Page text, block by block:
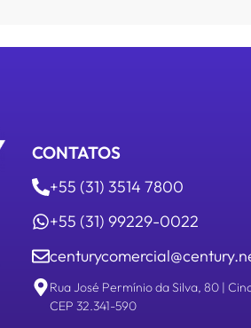
CONTATOS
+55 (31) 3514 7800
+55 (31) 99229-0022
Rua José Permínio da Silva, 80 |
CEP 32.341-590